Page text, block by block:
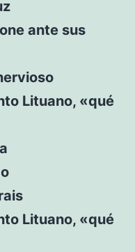
ante sus
Lituano, «qué
Lituano, «qué